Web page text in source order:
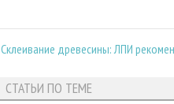
Склеивание древесины: ЛПИ
СТАТЬИ ПО ТЕМЕ